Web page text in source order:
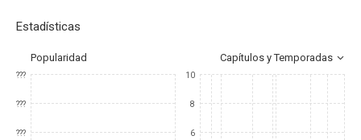
Estadísticas
Popularidad Capítulos y Temporadas
???
???
???
10
8
6